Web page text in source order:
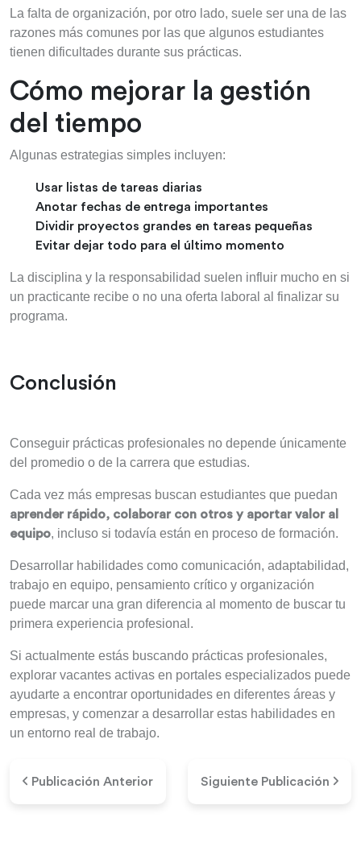
La falta de organización, por otro lado, suele ser una de las
razones más comunes por las que algunos estudiantes
tienen dificultades durante sus prácticas.
Cómo mejorar la gestión
del tiempo
Algunas estrategias simples incluyen:
Usar listas de tareas diarias
Anotar fechas de entrega importantes
Dividir proyectos grandes en tareas pequeñas
Evitar dejar todo para el último momento
La disciplina y la responsabilidad suelen influir mucho en si
un practicante recibe o no una oferta laboral al finalizar su
programa.
Conclusión
Conseguir prácticas profesionales no depende únicamente
del promedio o de la carrera que estudias.
Cada vez más empresas buscan estudiantes que puedan
aprender rápido, colaborar con otros y aportar valor al
equipo, incluso si todavía están en proceso de formación.
Desarrollar habilidades como comunicación, adaptabilidad,
trabajo en equipo, pensamiento crítico y organización
puede marcar una gran diferencia al momento de buscar tu
primera experiencia profesional.
Si actualmente estás buscando prácticas profesionales,
explorar vacantes activas en portales especializados puede
ayudarte a encontrar oportunidades en diferentes áreas y
empresas, y comenzar a desarrollar estas habilidades en
un entorno real de trabajo.
Publicación Anterior Siguiente Publicación